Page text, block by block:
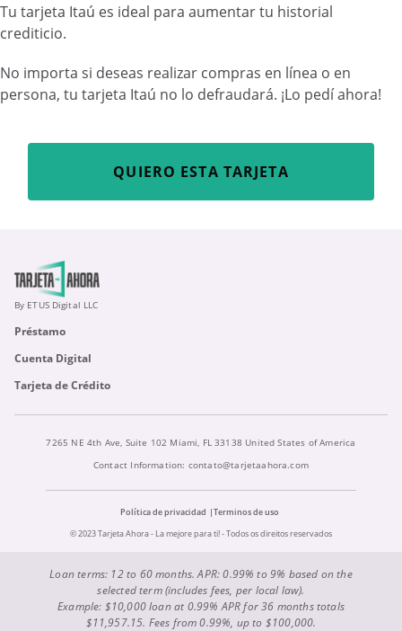
Tu tarjeta Itaú es ideal para aumentar tu historial
crediticio.
No importa si deseas realizar compras en línea o en
persona, tu tarjeta Itaú no lo defraudará. ¡Lo pedí ahora!
QUIERO ESTA TARJETA
By ETUS Digital LLC
Préstamo
Cuenta Digital
Tarjeta de Crédito
7265 NE 4th Ave, Suite 102 Miami, FL 33138 United States of America
Contact Information: contato@tarjetaahora.com
Política de privacidad
Terminos de uso
© 2023 Tarjeta Ahora - La mejore para ti! - Todos os direitos reservados
Loan terms: 12 to 60 months. APR: 0.99% to 9% based on the
selected term (includes fees, per local law).
Example: $10,000 loan at 0.99% APR for 36 months totals
$11,957.15. Fees from 0.99%, up to $100,000.